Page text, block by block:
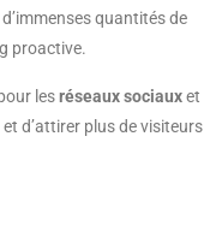
quantités de
proactive.
lesréseaux sociauxet
d’attirer plus de visiteurs